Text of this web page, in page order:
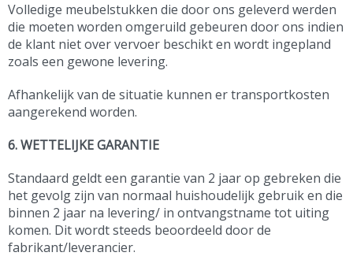
Volledige meubelstukken die door ons geleverd werden
die moeten worden omgeruild gebeuren door ons indien
de klant niet over vervoer beschikt en wordt ingepland
zoals een gewone levering.
Afhankelijk van de situatie kunnen er transportkosten
aangerekend worden.
6. WETTELIJKE GARANTIE
Standaard geldt een garantie van 2 jaar op gebreken die
het gevolg zijn van normaal huishoudelijk gebruik en die
binnen 2 jaar na levering/ in ontvangstname tot uiting
komen. Dit wordt steeds beoordeeld door de
fabrikant/leverancier.